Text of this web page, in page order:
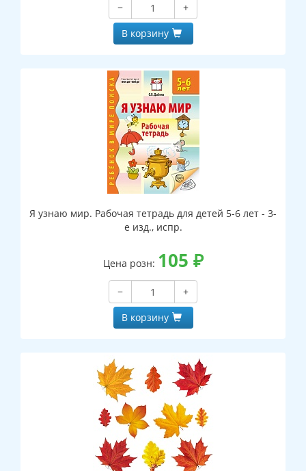
−
+
В корзину
Я узнаю мир. Рабочая тетрадь для детей 5-6 лет - 3-
е изд., испр.
Цена розн: 105 ₽
−
+
В корзину